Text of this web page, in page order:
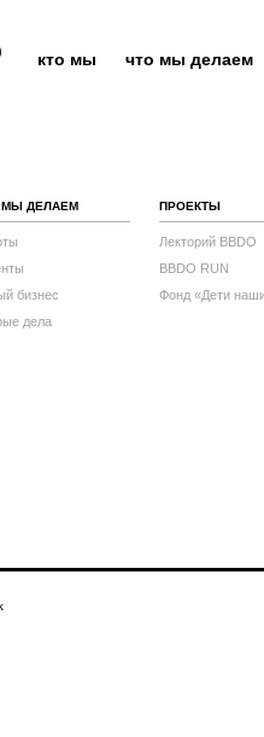
кто мы что мы делаем
МЫ ДЕЛАЕМ
бизнес
дела
ПРОЕКТЫ
Лекторий BBDO
BBDO RUN
Фонд «Дети